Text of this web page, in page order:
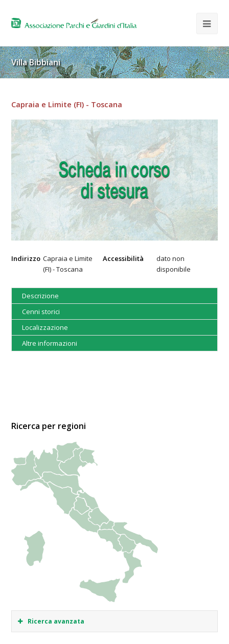
Villa Bibbiani
Capraia e Limite (FI) - Toscana
Indirizzo Capraia e Limite
(FI) - Toscana
Accessibilità
dato non
disponibile
Descrizione
Cenni storici
Localizzazione
Altre informazioni
Ricerca per regioni
Ricerca avanzata